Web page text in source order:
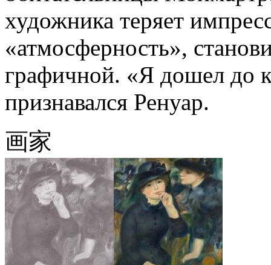
художника теряет
«атмосферность»,
графичной. «Я дошел до
признавался Ренуар.
画家